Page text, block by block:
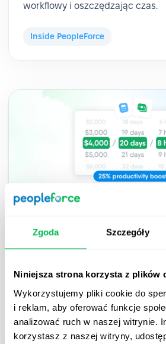
Zgoda Szczegóły
Niniejsza strona korzysta z plików
Wykorzystujemy pliki cookie do
i reklam, aby oferować funkcje
analizować ruch w naszej witrynie.
korzystasz z naszej witryny,
workflowy i oszczędzając czas.
Inside PeopleForce
Przejrzyste omówienie
w HR od PeopleForce.
How to HR Tech Inside